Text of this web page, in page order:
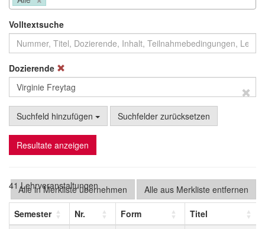
Volltextsuche
Dozierende
Suchfeld hinzufügen Suchfelder zurücksetzen
Resultate anzeigen
Alle aus Merkliste entfernen
Alle in Merkliste übernehmen
41 Lehrveranstaltungen
Semester Nr. Form
Titel